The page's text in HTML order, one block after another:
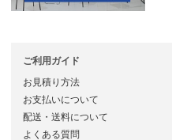
ご利用ガイド
お見積り方法
お支払いについて
配送・送料について
よくある質問